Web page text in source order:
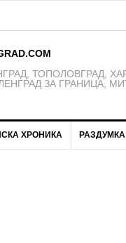
на историята/
ТОПОЛОВГРАД,
ЗА ГРАНИЦА,
ХРОНИКА РАЗДУМКА